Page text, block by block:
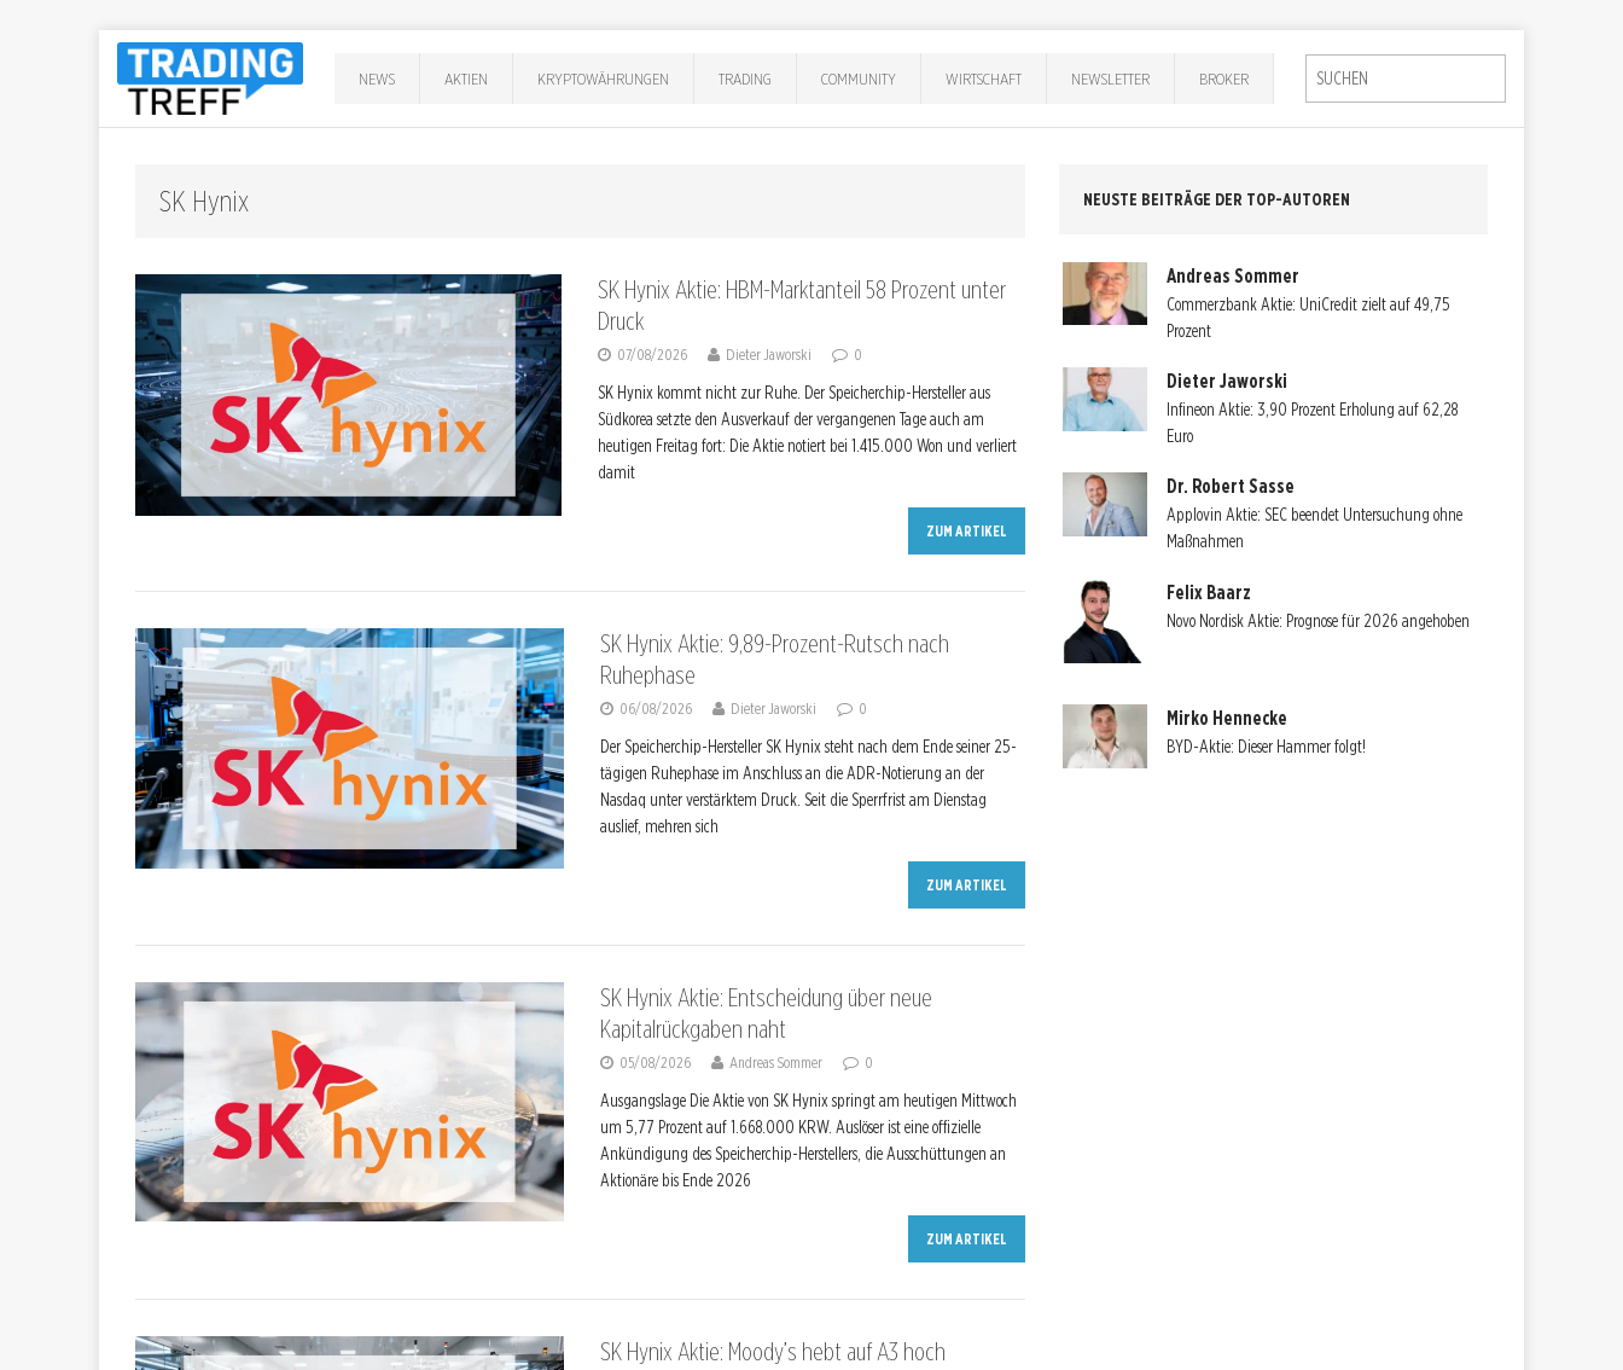
NEWS AKTIEN KRYPTOWÄHRUNGEN TRADING COMMUNITY WIRTSCHAFT NEWSLETTER BROKER
SK Hynix
SK Hynix Aktie: HBM-Marktanteil 58 Prozent unter
Druck
07/08/2026 Dieter Jaworski 0
SK Hynix kommt nicht zur Ruhe. Der Speicherchip-Hersteller aus
Südkorea setzte den Ausverkauf der vergangenen Tage auch am
heutigen Freitag fort: Die Aktie notiert bei 1.415.000 Won und verliert
damit
ZUM ARTIKEL
SK Hynix Aktie: 9,89-Prozent-Rutsch nach
Ruhephase
06/08/2026 Dieter Jaworski 0
Der Speicherchip-Hersteller SK Hynix steht nach dem Ende seiner 25-
tägigen Ruhephase im Anschluss an die ADR-Notierung an der
Nasdaq unter verstärktem Druck. Seit die Sperrfrist am Dienstag
auslief, mehren sich
ZUM ARTIKEL
SK Hynix Aktie: Entscheidung über neue
Kapitalrückgaben naht
05/08/2026 Andreas Sommer 0
Ausgangslage Die Aktie von SK Hynix springt am heutigen Mittwoch
um 5,77 Prozent auf 1.668.000 KRW. Auslöser ist eine offizielle
Ankündigung des Speicherchip-Herstellers, die Ausschüttungen an
Aktionäre bis Ende 2026
ZUM ARTIKEL
SK Hynix Aktie: Moody’s hebt auf A3 hoch
NEUSTE BEITRÄGE DER TOP-AUTOREN
Andreas Sommer
Commerzbank Aktie: UniCredit zielt auf 49,75
Prozent
Dieter Jaworski
Infineon Aktie: 3,90 Prozent Erholung auf 62,28
Euro
Dr. Robert Sasse
Applovin Aktie: SEC beendet Untersuchung ohne
Maßnahmen
Felix Baarz
Novo Nordisk Aktie: Prognose für 2026 angehoben
Mirko Hennecke
BYD-Aktie: Dieser Hammer folgt!